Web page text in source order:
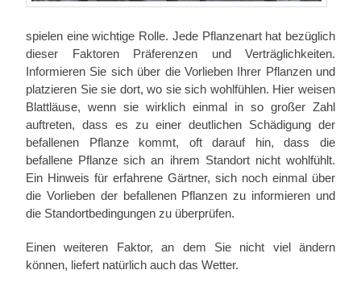
spielen eine wichtige Rolle. Jede Pflanzenart hat bezüglich
dieser Faktoren Präferenzen und Verträglichkeiten.
Informieren Sie sich über die Vorlieben Ihrer Pflanzen und
platzieren Sie sie dort, wo sie sich wohlfühlen. Hier weisen
Blattläuse, wenn sie wirklich einmal in so großer Zahl
auftreten, dass es zu einer deutlichen Schädigung der
befallenen Pflanze kommt, oft darauf hin, dass die
befallene Pflanze sich an ihrem Standort nicht wohlfühlt.
Ein Hinweis für erfahrene Gärtner, sich noch einmal über
die Vorlieben der befallenen Pflanzen zu informieren und
die Standortbedingungen zu überprüfen.
Einen weiteren Faktor, an dem Sie nicht viel ändern
können, liefert natürlich auch das Wetter.